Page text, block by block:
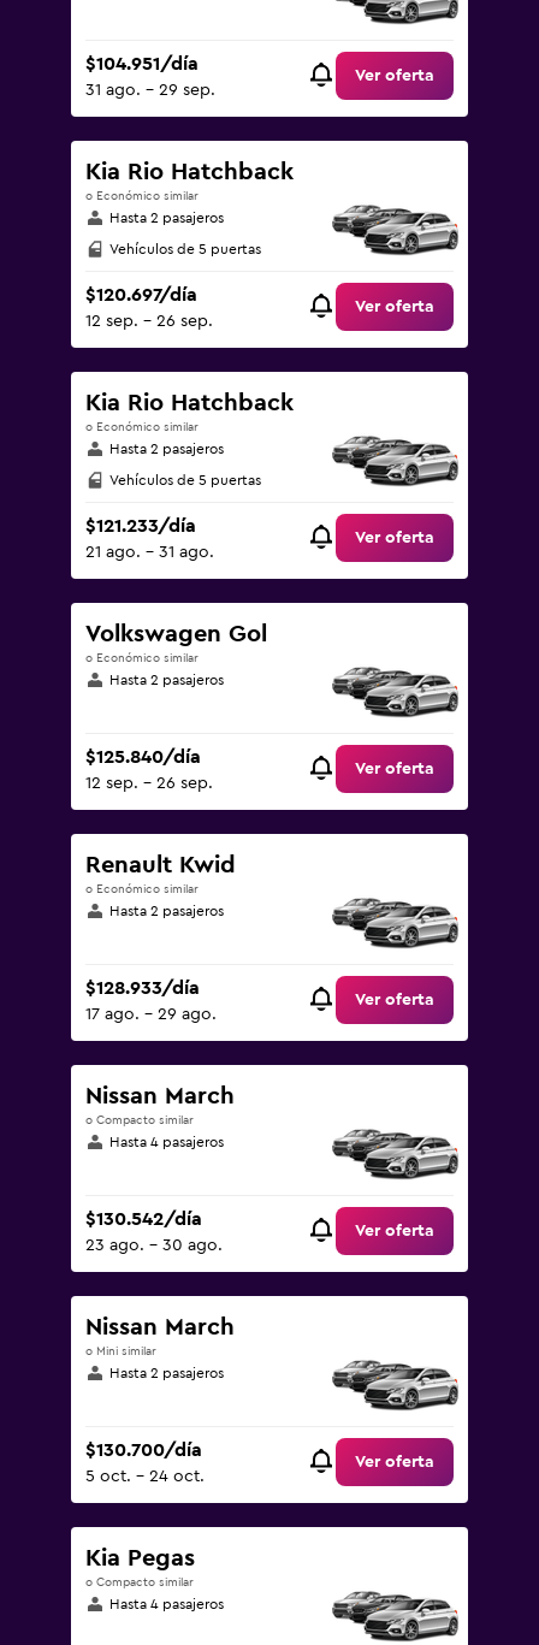
$104.951/día
31 ago. - 29 sep.
Ver oferta
Kia Rio Hatchback
o Económico similar
Hasta 2 pasajeros
Vehículos de 5 puertas
$120.697/día
12 sep. - 26 sep.
Ver oferta
Kia Rio Hatchback
o Económico similar
Hasta 2 pasajeros
Vehículos de 5 puertas
$121.233/día
21 ago. - 31 ago.
Ver oferta
Volkswagen Gol
o Económico similar
Hasta 2 pasajeros
$125.840/día
12 sep. - 26 sep.
Ver oferta
Renault Kwid
o Económico similar
Hasta 2 pasajeros
$128.933/día
17 ago. - 29 ago.
Ver oferta
Nissan March
o Compacto similar
Hasta 4 pasajeros
$130.542/día
23 ago. - 30 ago.
Ver oferta
Nissan March
o Mini similar
Hasta 2 pasajeros
$130.700/día
5 oct. - 24 oct.
Ver oferta
Kia Pegas
o Compacto similar
Hasta 4 pasajeros